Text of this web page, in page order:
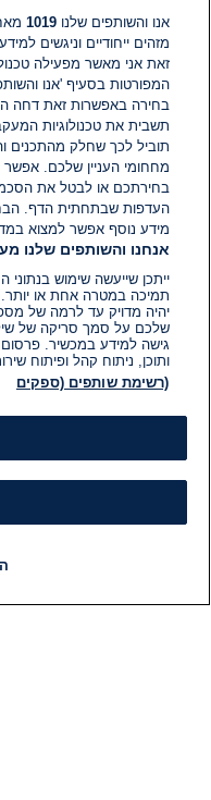
אין עדיין תגובות. היה
הוסף תגובה
אנו והשותפים שלנו1019
מזהים ייחודיים וניגשים
זאת אני מאשר מפעילה
המפורטות בסעיף 'אנו
בחירה באפשרות זאת דחה
תשבית את טכנולוגיות
תוביל לכך שחלק מהתכנים
מחחומי העניין שלכם.
בחירתכם או לבטל את
העדפות שבתחתית הדף.
מידע נוסף אפשר למצוא
אנחנו והשותפים שלנו
ייתכן שייעשה שימוש
תמיכה במטרה אחת או
יהיה מדויק עד לרמה של
שלכם על סמך סריקה של
גישה למידע במכשיר.
ותוכן, ניתוח קהל ופיתוח
(רשימת שותפים (ספקים